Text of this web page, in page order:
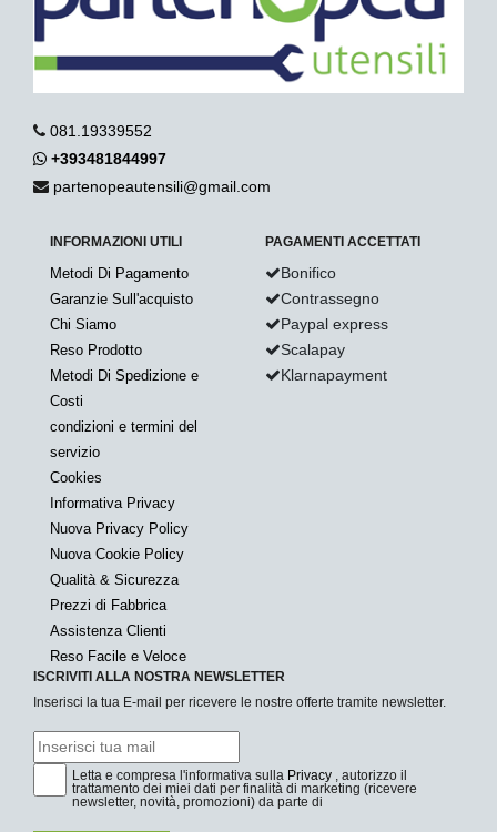
081.19339552
+393481844997
partenopeautensili@gmail.com
INFORMAZIONI UTILI
Metodi Di Pagamento
Garanzie Sull'acquisto
Chi Siamo
Reso Prodotto
Metodi Di Spedizione e
Costi
condizioni e termini del
servizio
Cookies
Informativa Privacy
Nuova Privacy Policy
Nuova Cookie Policy
Qualità & Sicurezza
Prezzi di Fabbrica
Assistenza Clienti
Reso Facile e Veloce
PAGAMENTI ACCETTATI
Bonifico
Contrassegno
Paypal express
Scalapay
Klarnapayment
ISCRIVITI ALLA NOSTRA NEWSLETTER
Inserisci la tua E-mail per ricevere le nostre offerte tramite newsletter.
Letta e compresa l'informativa sulla Privacy , autorizzo il
trattamento dei miei dati per finalità di marketing (ricevere
newsletter, novità, promozioni) da parte di